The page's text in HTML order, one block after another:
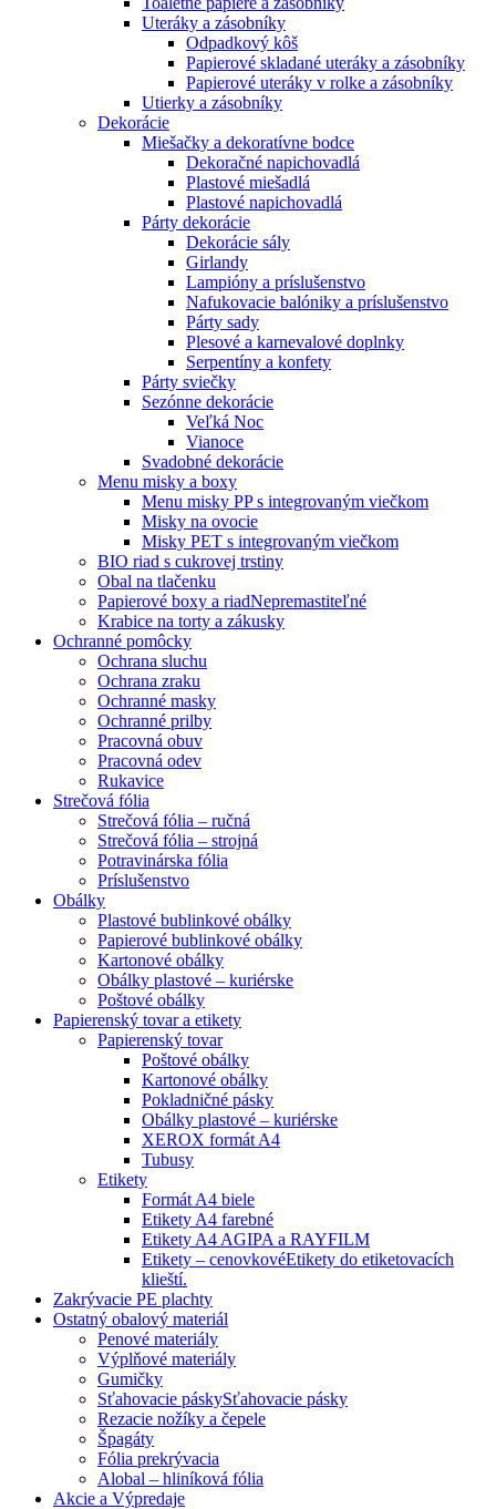
Uteráky a zásobníky
Odpadkový kôš
Papierové skladané uteráky a zásobníky
Papierové uteráky v rolke a zásobníky
Utierky a zásobníky
Dekorácie
Miešačky a dekoratívne bodce
Dekoračné napichovadlá
Plastové miešadlá
Plastové napichovadlá
Párty dekorácie
Dekorácie sály
Girlandy
Lampióny a príslušenstvo
Nafukovacie balóniky a príslušenstvo
Párty sady
Plesové a karnevalové doplnky
Serpentíny a konfety
Párty sviečky
Sezónne dekorácie
Veľká Noc
Vianoce
Svadobné dekorácie
Menu misky a boxy
Menu misky PP s integrovaným viečkom
Misky na ovocie
Misky PET s integrovaným viečkom
BIO riad s cukrovej trstiny
Obal na tlačenku
Papierové boxy a riadNepremastiteľné
Krabice na torty a zákusky
Ochranné pomôcky
Ochrana sluchu
Ochrana zraku
Ochranné masky
Ochranné prilby
Pracovná obuv
Pracovná odev
Rukavice
Strečová fólia
Strečová fólia – ručná
Strečová fólia – strojná
Potravinárska fólia
Príslušenstvo
Obálky
Plastové bublinkové obálky
Papierové bublinkové obálky
Kartonové obálky
Obálky plastové – kuriérske
Poštové obálky
Papierenský tovar a etikety
Papierenský tovar
Poštové obálky
Kartonové obálky
Pokladničné pásky
Obálky plastové – kuriérske
XEROX formát A4
Tubusy
Etikety
Formát A4 biele
Etikety A4 farebné
Etikety A4 AGIPA a RAYFILM
Etikety – cenovkovéEtikety do etiketovacích
klieští.
Zakrývacie PE plachty
Ostatný obalový materiál
Penové materiály
Výplňové materiály
Gumičky
Sťahovacie páskySťahovacie pásky
Rezacie nožíky a čepele
Špagáty
Fólia prekrývacia
Alobal – hliníková fólia
Akcie a Výpredaje